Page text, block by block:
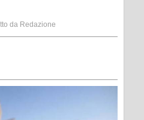
da Redazione